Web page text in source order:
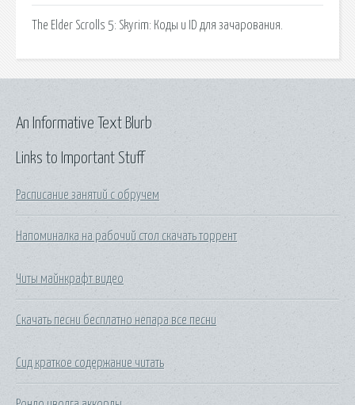
The Elder Scrolls 5: Skyrim: Коды и ID для зачарования.
Links to Important Stuff
Расписание занятий с обручем
Напоминалка на рабочий стол скачать торрент
Читы майнкрафт видео
Скачать песни бесплатно непара все песни
Сид краткое содержание читать
An Informative Text Blurb